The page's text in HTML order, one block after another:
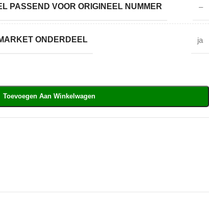
PASSEND VOOR ORIGINEEL NUMMER –
ONDERDEEL ja
Toevoegen Aan Winkelwagen